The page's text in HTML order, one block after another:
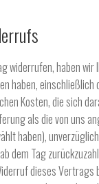
widerrufen, haben wir
haben,
Kosten, die sich
als die von uns
haben),
dem Tag
dieses Vertrags